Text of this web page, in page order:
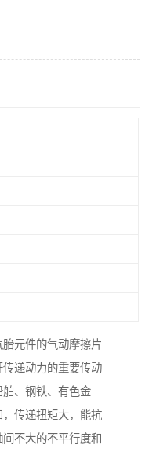
元件的气动摩擦片
递动力的重要传动
、钢铁、有色金
传递扭矩大，能抗
不大的不平行度和